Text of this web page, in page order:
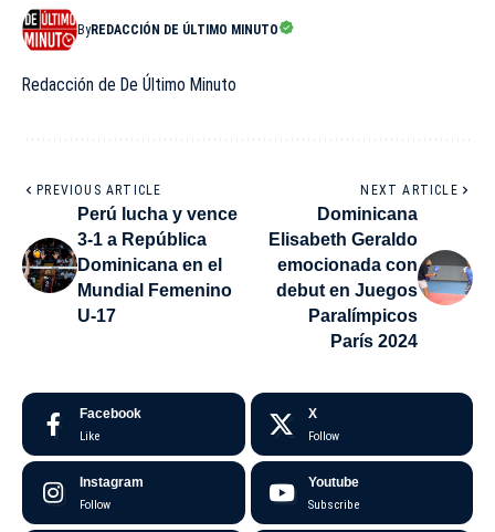
ByREDACCIÓN DE ÚLTIMO MINUTO
Redacción de De Último Minuto
PREVIOUS ARTICLE
Perú lucha y vence
3-1 a República
Dominicana en el
Mundial Femenino
U-17
NEXT ARTICLE
Dominicana
Elisabeth Geraldo
emocionada con
debut en Juegos
Paralímpicos
París 2024
Facebook
Like
X
Follow
Instagram
Follow
Youtube
Subscribe